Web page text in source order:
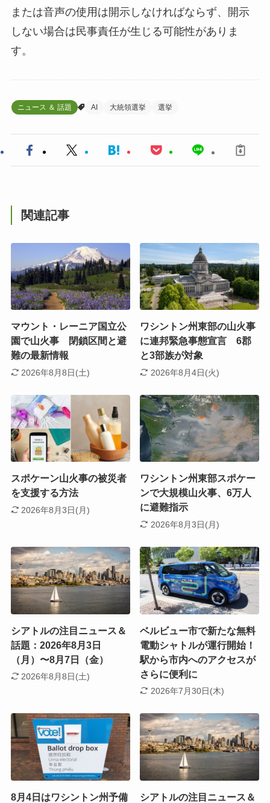
または音声の使用は開示しなければならず、開示
しない場合は民事責任が生じる可能性がありま
す。
ニュース ＆ 話題 AI 大統領選挙 選挙
関連記事
マウント・レーニア国立公
園で山火事 閉鎖区間と避
難の最新情報
2026年8月8日(土)
ワシントン州東部の山火事
に連邦緊急事態宣言 6郡
と3部族が対象
2026年8月4日(火)
スポケーン山火事の被災者
を支援する方法
2026年8月3日(月)
ワシントン州東部スポケー
ンで大規模山火事、6万人
に避難指示
2026年8月3日(月)
シアトルの注目ニュース＆
話題：2026年8月3日
（月）〜8月7日（金）
2026年8月8日(土)
ベルビュー市で新たな無料
電動シャトルが運行開始！
駅から市内へのアクセスが
さらに便利に
2026年7月30日(木)
8月4日はワシントン州予備 シアトルの注目ニュース＆